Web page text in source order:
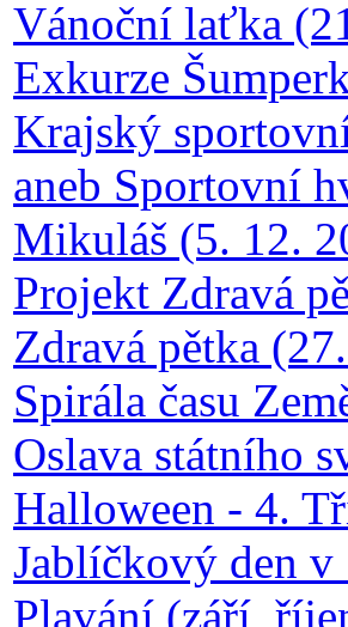
Vánoční laťka
Exkurze
Krajský
aneb Sportovní
Mikuláš (5. 12.
Projekt Zdravá
Zdravá pětka
Spirála času
Oslava státního
Halloween - 4.
Jablíčkový den
Plavání (září,